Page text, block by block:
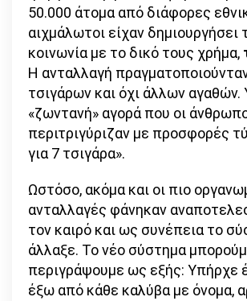
50.000 άτομα από διάφορες
αιχμάλωτοι είχαν δημιουργήσει
κοινωνία με το δικό τους χρήμα,
Η ανταλλαγή
τσιγάρων και όχι άλλων αγαθών.
«ζωντανή» αγορά που οι
περιτριγύριζαν με προσφορές
για 7 τσιγάρα».
Ωστόσο, ακόμα και οι πιο
ανταλλαγές φάνηκαν
τον καιρό και ως συνέπεια το
άλλαξε. Το νέο σύστημα
περιγράψουμε ως εξής: Υπήρχε
έξω από κάθε καλύβα με όνομα,